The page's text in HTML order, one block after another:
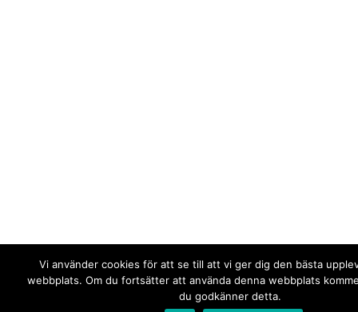
Vi använder cookies för att se till att vi ger dig den bästa
webbplats. Om du fortsätter att använda denna webbplats
du godkänner detta.